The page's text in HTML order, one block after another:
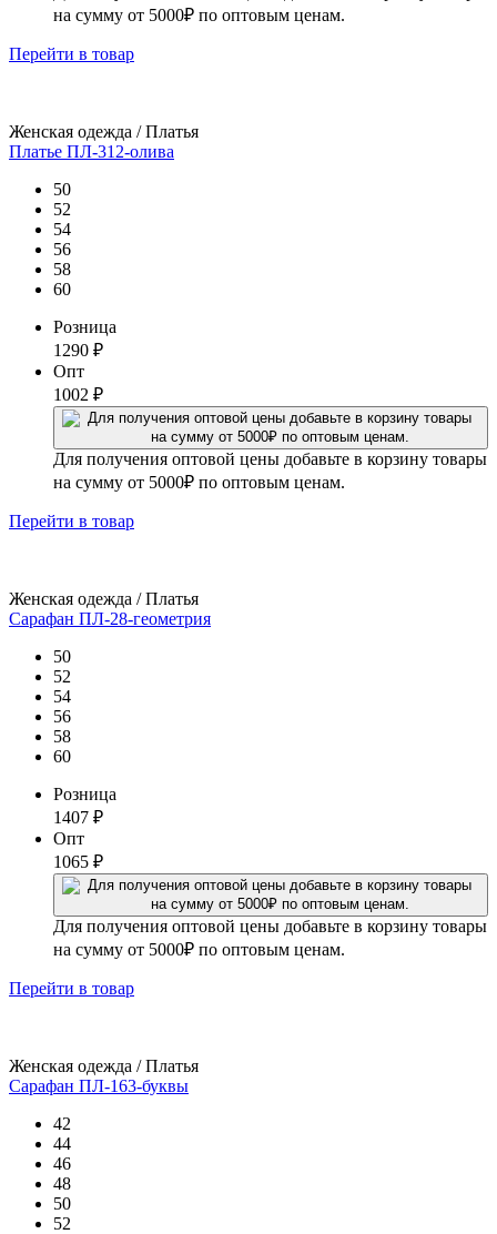
на сумму от 5000₽ по оптовым ценам.
Перейти в товар
Женская одежда / Платья
Платье ПЛ-312-олива
50
52
54
56
58
60
Розница
1290 ₽
Опт
1002 ₽
Для получения оптовой цены добавьте в корзину товары
на сумму от 5000₽ по оптовым ценам.
Перейти в товар
Женская одежда / Платья
Сарафан ПЛ-28-геометрия
50
52
54
56
58
60
Розница
1407 ₽
Опт
1065 ₽
Для получения оптовой цены добавьте в корзину товары
на сумму от 5000₽ по оптовым ценам.
Перейти в товар
Женская одежда / Платья
Сарафан ПЛ-163-буквы
42
44
46
48
50
52